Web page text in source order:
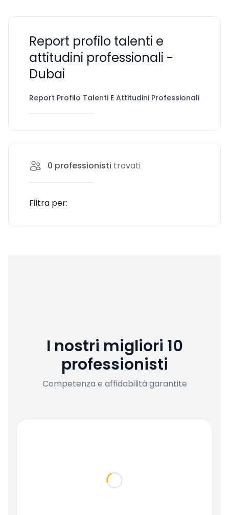
Report profilo talenti e
attitudini professionali -
Dubai
Report Profilo Talenti E Attitudini Professionali
0 professionisti trovati
Filtra per:
I nostri migliori 10
professionisti
Competenza e affidabilità garantite
Loading...